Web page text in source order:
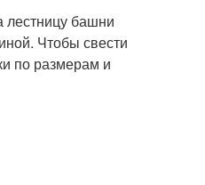
лестницу башни
Чтобы свести
по размерам и